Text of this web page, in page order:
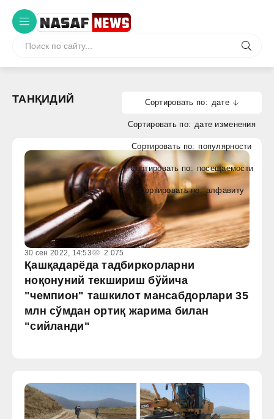
ТАНҚИДИЙ дате
дате изменения
популярности
посещаемости
алфавиту
30 сен 2022, 14:53 2 075
Қашқадарёда тадбиркорларни
ноқонуний текшириш бўйича
"чемпион" ташкилот мансабдорлари 35
млн сўмдан ортиқ жарима билан
"сийланди"